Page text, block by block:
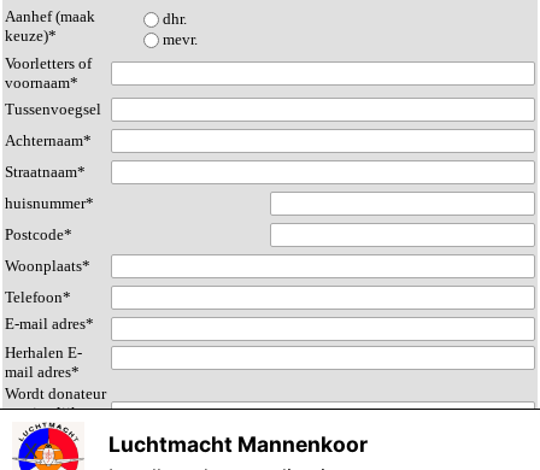
Aanhef (maak
keuze)*
dhr.
mevr.
Voorletters of
voornaam*
Tussenvoegsel
Achternaam*
Straatnaam*
huisnummer*
Postcode*
Woonplaats*
Telefoon*
E-mail adres*
Herhalen E-
mail adres*
Wordt donateur
met jaarlijks
Velden gemerkt met een * zijn verplicht
Luchtmacht Mannenkoor
X